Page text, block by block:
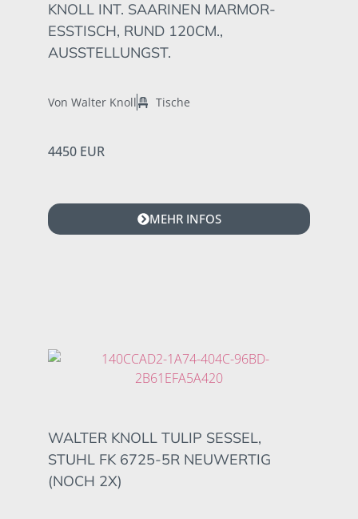
KNOLL INT. SAARINEN MARMOR-
ESSTISCH, RUND 120CM.,
AUSSTELLUNGST.
Von Walter Knoll Tische
4450 EUR
MEHR INFOS
WALTER KNOLL TULIP SESSEL,
STUHL FK 6725-5R NEUWERTIG
(NOCH 2X)